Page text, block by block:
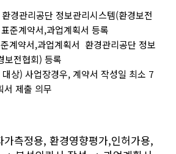
경관리공단 정보관리시스템(환경보전
준계약서,과업계획서 등록
계약서,과업계획서 환경관리공단 정보
보전협회) 등록
상) 사업장경우, 계약서 작성일 최소 7
서 제출 의무
측정용, 환경영향평가,인허가용,